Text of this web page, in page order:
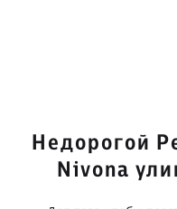
Недорогой
Nivona